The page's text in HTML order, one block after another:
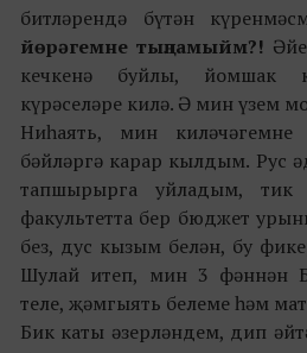
битләрендә бүтән
йөрәгемне тыңламыйм?!
кечкенә буйлы, йомшак
күрәселәре килә. Ә мин үзем
Ниһаять, мин киләчәгемне
бәйләргә карар кылдым. Рус
тапшырырга уйладым,
факультетта бер бюджет
без, дус кызым белән, бу
Шулай итеп, мин 3 фәннән
теле, җәмгыять белеме һәм
Бик каты әзерләндем, дип